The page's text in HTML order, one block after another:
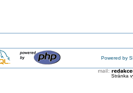
Powered by
Stránka